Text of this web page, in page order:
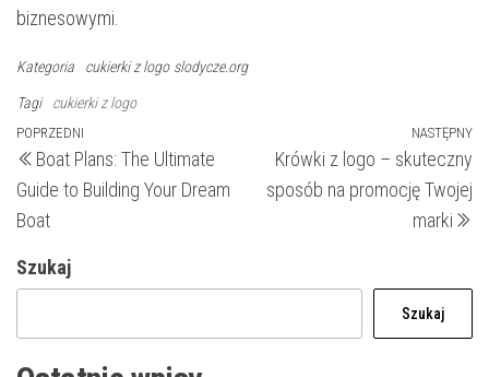
biznesowymi.
Kategoria cukierki z logo slodycze.org
Tagi cukierki z logo
Nawigacja
wpisu
Poprzedni
wpis
POPRZEDNI
Boat Plans: The Ultimate
Guide to Building Your Dream
Boat
NASTĘPNY
Krówki z logo – skuteczny
sposób na promocję Twojej
marki
Szukaj
Szukaj